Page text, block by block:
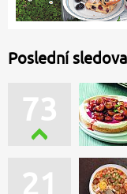
Poslední
73
21